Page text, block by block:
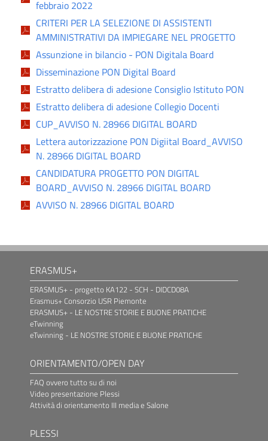
febbraio 2022
CRITERI PER LA SELEZIONE DI ASSISTENTI
AMMINISTRATIVI DA IMPIEGARE NEL PROGETTO
Assunzione in bilancio - PON Digitala Board
Disseminazione PON Digital Board
Estratto delibera di adesione Consiglio Istituto PON
Estratto delibera di adesione Collegio Docenti
CUP_AVVISO N. 28966 DIGITAL BOARD
Lettera autorizzazione PON Digiital Board_AVVISO
N. 28966 DIGITAL BOARD
CANDIDATURA PROGETTO PON DIGITAL
BOARD_AVVISO N. 28966 DIGITAL BOARD
AVVISO N. 28966 DIGITAL BOARD
ERASMUS+
ERASMUS+ - progetto KA122 - SCH - DIDCD08A
Erasmus+ Consorzio USR Piemonte
ERASMUS+ - LE NOSTRE STORIE E BUONE PRATICHE
eTwinning
eTwinning - LE NOSTRE STORIE E BUONE PRATICHE
ORIENTAMENTO/OPEN DAY
FAQ ovvero tutto su di noi
Video presentazione Plessi
Attività di orientamento III media e Salone
PLESSI